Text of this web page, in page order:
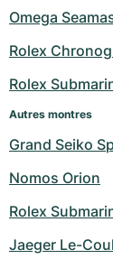
Omega
Rolex
Rolex
Autres montres
Grand Seiko
Nomos Orion
Rolex
Jaeger Le-